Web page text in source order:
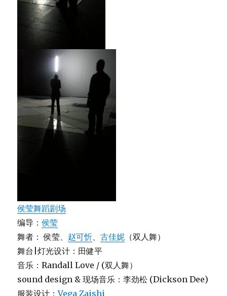
侯莹舞蹈剧场
编导：侯莹
舞者： 侯莹、 赵可忻、古佳妮 （双人舞）
舞台|灯光设计：田健平
音乐：Randall Love / (双人舞）
sound design & 现场音乐：李劲松 (Dickson Dee)
服装设计：Vega Zaishi